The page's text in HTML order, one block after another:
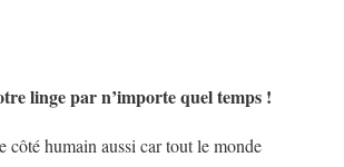
linge par n’importe quel temps !
côté humain aussi car tout le monde